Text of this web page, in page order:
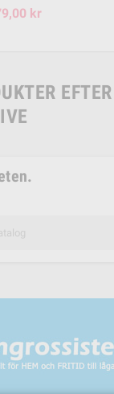
kr
EFTER